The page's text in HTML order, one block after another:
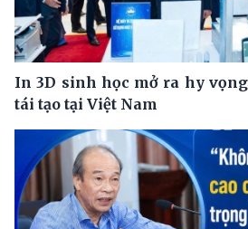
In 3D sinh học mở ra hy
tái tạo tại Việt Nam